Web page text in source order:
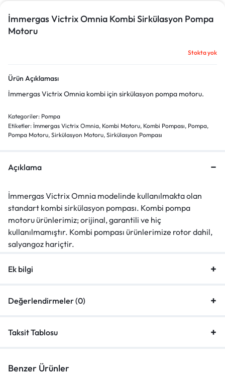
İmmergas Victrix Omnia Kombi Sirkülasyon Pompa
Motoru
Stokta yok
Ürün Açıklaması
İmmergas Victrix Omnia kombi için sirkülasyon pompa motoru.
Kategoriler: Pompa
Etiketler: İmmergas Victrix Omnia, Kombi Motoru, Kombi Pompası, Pompa,
Pompa Motoru, Sirkülasyon Motoru, Sirkülasyon Pompası
Açıklama
İmmergas Victrix Omnia modelinde kullanılmakta olan
standart kombi sirkülasyon pompası. Kombi pompa
motoru ürünlerimiz; orijinal, garantili ve hiç
kullanılmamıştır. Kombi pompası ürünlerimize rotor dahil,
salyangoz hariçtir.
Ek bilgi
Değerlendirmeler (0)
Taksit Tablosu
Benzer Ürünler